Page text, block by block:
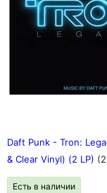
Daft Punk - Tron:
& Clear Vinyl) (2 LP)
Есть в наличии